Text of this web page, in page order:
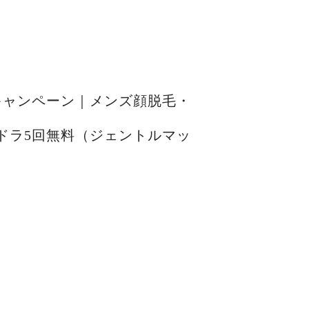
ンペーン｜メンズ顔脱毛・
ラ5回無料（ジェントルマッ